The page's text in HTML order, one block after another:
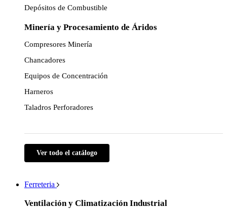
Depósitos de Combustible
Minería y Procesamiento de Áridos
Compresores Minería
Chancadores
Equipos de Concentración
Harneros
Taladros Perforadores
Ver todo el catálogo
Ferreteria
Ventilación y Climatización Industrial